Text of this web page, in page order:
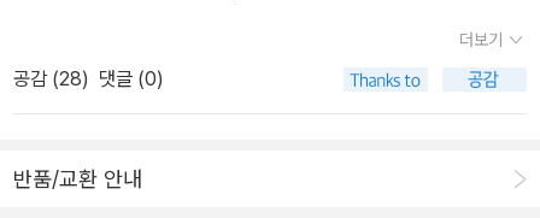
작하는 유아, 그리고 좀 더 큰 아이들이나 어른들도, 다양한 연령층에
서 좋아할 수 있을 것 같아요. 처음에는 그림이나, 내용만으로도 재미
있고, 그 다음에는 내용을 이해하면 할수록 그 재치와 사랑스러운 반
책이 '끝나지 ' 않게 하는 비결을 찾아냈어요!힌트는 물론, 제가 다 보
이 하고 있고, 그중 하나가 Mo Willems를 2019년 케네디 센터 최초
의 상주 (교육 프로그램) 작가로 지명한 것이었다. 'Children's auth
or Mo Willems on sparking creativity and joy', PBS Newsho
o-readers-1576620978/ 역시 케네디 센터 상주 오케스트라인 N
더보기
공감 (28) 댓글 (0)
반품/교환 안내